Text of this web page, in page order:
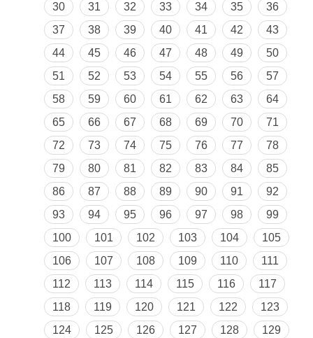
30
31 32 33 34 35
36
37
38 39 40 41 42
43
44
45 46 47 48 49
50
51
52 53 54 55 56
57
58
59 60 61 62 63
64
65
66 67 68 69 70
71
72
73 74 75 76 77
78
79
80 81 82 83 84
85
86
87 88 89 90 91
92
93
94 95 96 97 98
99
100
101 102 103 104
105
106
107 108 109 110
111
112
113 114 115 116
117
118
119 120 121 122
123
124
125 126 127 128
129